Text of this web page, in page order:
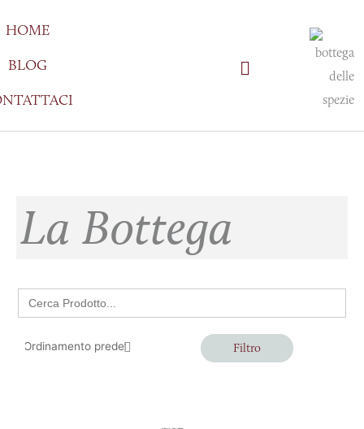
al
contenuto
HOME
BLOG
La Bottega
Search
for:
Filtro